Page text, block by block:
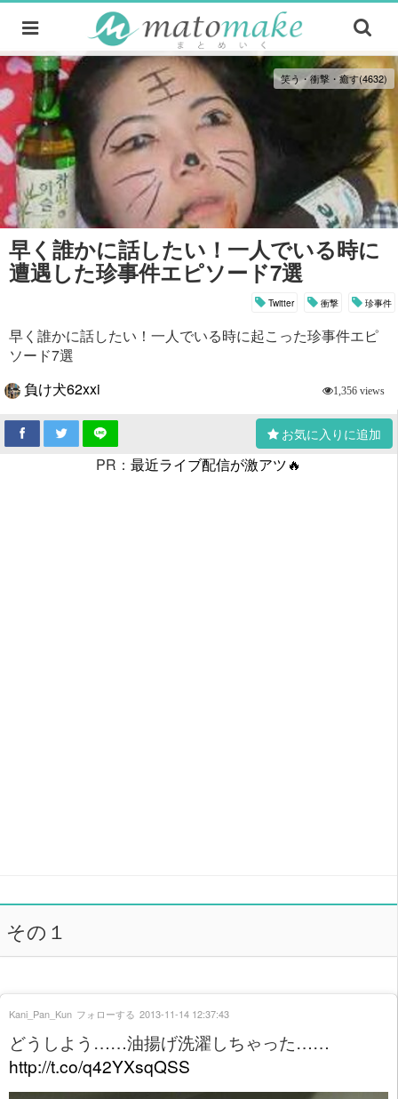
笑う・衝撃・癒す(4632)
早く誰かに話したい！一人でいる時に
遭遇した珍事件エピソード7選
Twitter 衝撃 珍事件
早く誰かに話したい！一人でいる時に起こった珍事件エピ
ソード7選
負け犬62xxi
1,356 views
お気に入りに追加
PR： 最近ライブ配信が激アツ🔥
その１
どうしよう……油揚げ洗濯しちゃった……
http://t.co/q42YXsqQSS
Kani_Pan_Kun フォローする 2013-11-14 12:37:43